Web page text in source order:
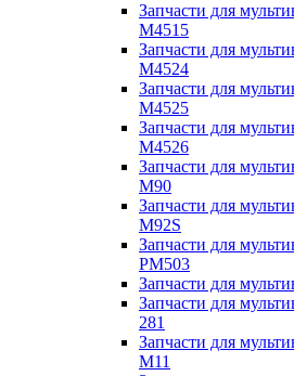
Запчасти для
M4515
Запчасти для
M4524
Запчасти для
M4525
Запчасти для
M4526
Запчасти для
M90
Запчасти для
M92S
Запчасти для
PM503
Запчасти для
Запчасти для
281
Запчасти для
M11